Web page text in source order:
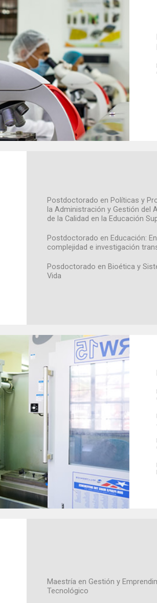
Postdoctorado en Políticas y
la Administración y Gestión del
de la Calidad en la Educación
Postdoctorado en Educación:
complejidad e investigación
Posdoctorado en Bioética y
Vida
Maestría en Gestión y
Tecnológico